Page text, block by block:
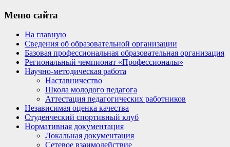
Меню сайта
На главную
Сведения об образовательной организации
Базовая профессиональная образовательная организация
Региональный чемпионат «Профессионалы»
Научно-методическая работа
Наставничество
Школа молодого педагога
Аттестация педагогических работников
Независимая оценка качества
Студенческий спортивный клуб
Нормативная документация
Локальная документация
Сетевое взаимодействие